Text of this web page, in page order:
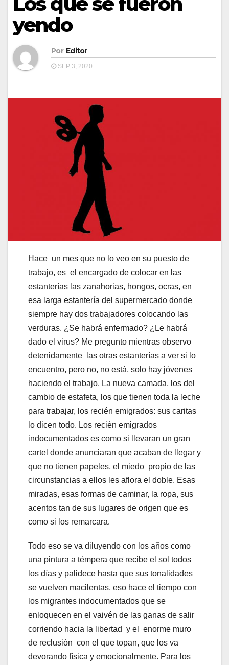
yendo
Por Editor
SEP 3, 2020
Hace un mes que no lo veo en su puesto de
trabajo, es el encargado de colocar en las
estanterías las zanahorias, hongos, ocras, en
esa larga estantería del supermercado donde
siempre hay dos trabajadores colocando las
verduras. ¿Se habrá enfermado? ¿Le habrá
dado el virus? Me pregunto mientras observo
detenidamente las otras estanterías a ver si lo
encuentro, pero no, no está, solo hay jóvenes
haciendo el trabajo. La nueva camada, los del
cambio de estafeta, los que tienen toda la leche
para trabajar, los recién emigrados: sus caritas
lo dicen todo. Los recién emigrados
indocumentados es como si llevaran un gran
cartel donde anunciaran que acaban de llegar y
que no tienen papeles, el miedo propio de las
circunstancias a ellos les aflora el doble. Esas
miradas, esas formas de caminar, la ropa, sus
acentos tan de sus lugares de origen que es
como si los remarcara.
Todo eso se va diluyendo con los años como
una pintura a témpera que recibe el sol todos
los días y palidece hasta que sus tonalidades
se vuelven macilentas, eso hace el tiempo con
los migrantes indocumentados que se
enloquecen en el vaivén de las ganas de salir
corriendo hacia la libertad y el enorme muro
de reclusión con el que topan, que los va
devorando física y emocionalmente. Para los